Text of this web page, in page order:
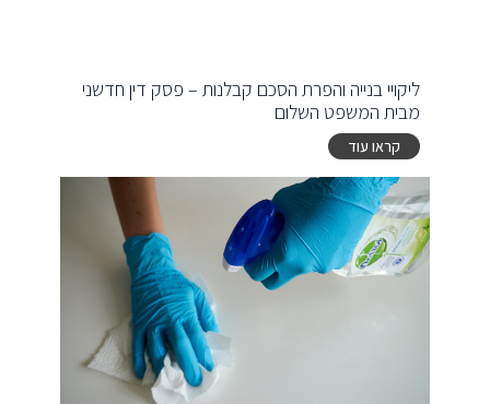
ליקויי בנייה והפרת הסכם קבלנות – פסק דין חדשני
מבית המשפט השלום
קראו עוד